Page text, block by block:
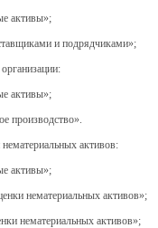
активы»;
и подрядчиками»;
активы»;
производство».
активов:
активы»;
нематериальных активов»;
нематериальных активов»;